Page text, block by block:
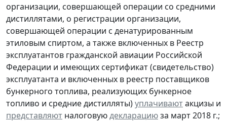
организации, совершающей операции со средними
дистиллятами, о регистрации организации,
совершающей операции с денатурированным
этиловым спиртом, а также включенных в Реестр
эксплуатантов гражданской авиации Российской
Федерации и имеющих сертификат (свидетельство)
эксплуатанта и включенных в реестр поставщиков
бункерного топлива, реализующих бункерное
топливо и средние дистилляты)уплачиваютакцизы и
представляют налоговуюдекларациюза март 2018 г.;